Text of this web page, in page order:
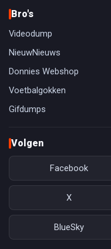
Bro's
Videodump
NieuwNieuws
Donnies Webshop
Voetbalgokken
Gifdumps
Volgen
Facebook
X
BlueSky